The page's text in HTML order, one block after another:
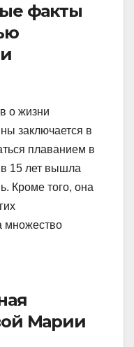
факты
о жизни
заключается в
плаванием в
в 15 лет вышла
Кроме того, она
множество
Марии